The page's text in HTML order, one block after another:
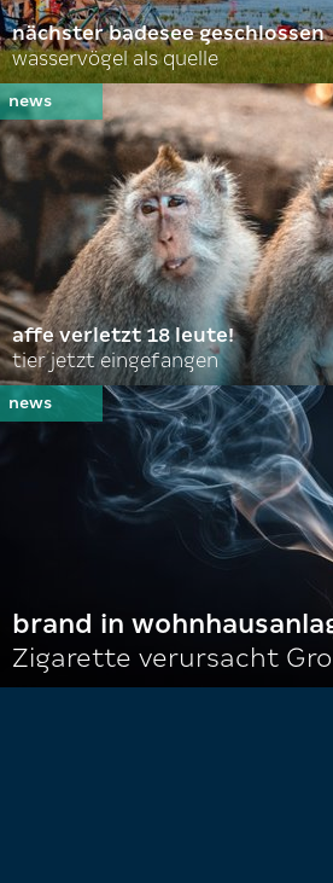
nächster badesee geschlossen
wasservögel als quelle
affe verletzt 18 leute!
tier jetzt eingefangen
brand in
Zigarette verursacht